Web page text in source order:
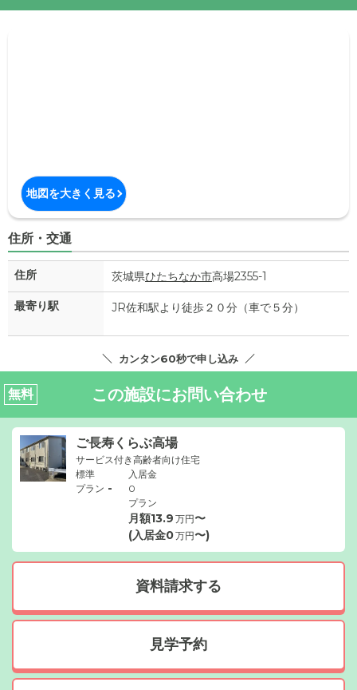
地図を大きく見る
住所・交通
住所 茨城県ひたちなか市高場2355-1
最寄り駅 JR佐和駅より徒歩２０分（車で５分）
カンタン60秒で申し込み
無料 この施設にお問い合わせ
ご長寿くらぶ高場
サービス付き高齢者向け住宅
標準
プラン -
入居金
0
プラン
月額13.9 万円〜
(入居金0万円〜)
資料請求する
見学予約